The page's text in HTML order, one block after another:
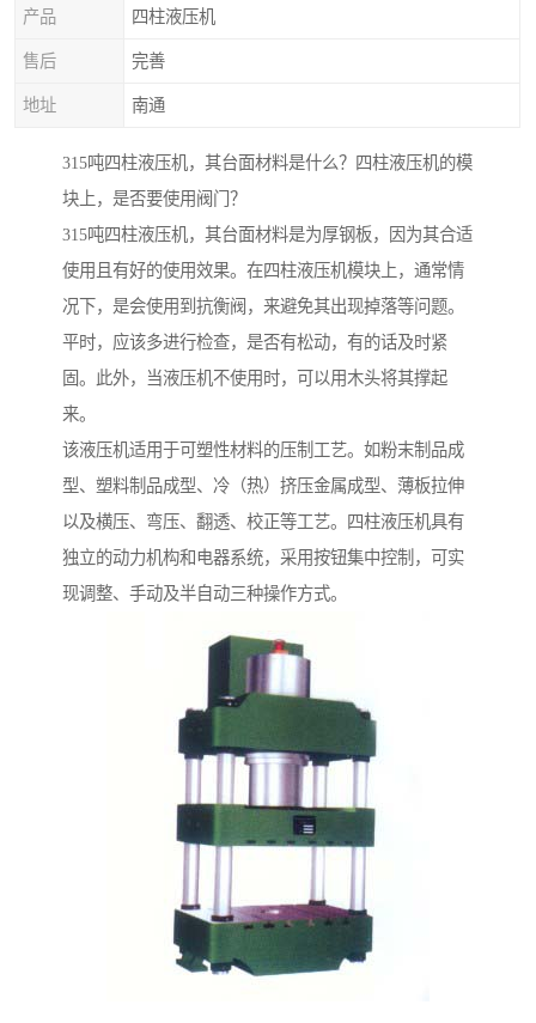
产品 四柱液压机
售后 完善
地址 南通
315吨四柱液压机，其台面材料是什么？四柱液压机的模
块上，是否要使用阀门？
315吨四柱液压机，其台面材料是为厚钢板，因为其合适
使用且有好的使用效果。在四柱液压机模块上，通常情
况下，是会使用到抗衡阀，来避免其出现掉落等问题。
平时，应该多进行检查，是否有松动，有的话及时紧
固。此外，当液压机不使用时，可以用木头将其撑起
来。
该液压机适用于可塑性材料的压制工艺。如粉末制品成
型、塑料制品成型、冷（热）挤压金属成型、薄板拉伸
以及横压、弯压、翻透、校正等工艺。四柱液压机具有
独立的动力机构和电器系统，采用按钮集中控制，可实
现调整、手动及半自动三种操作方式。